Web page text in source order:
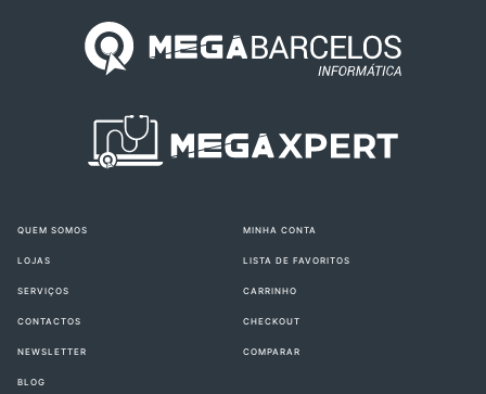
QUEM SOMOS
LOJAS
SERVIÇOS
CONTACTOS
NEWSLETTER
BLOG
MINHA CONTA
LISTA DE FAVORITOS
CARRINHO
CHECKOUT
COMPARAR